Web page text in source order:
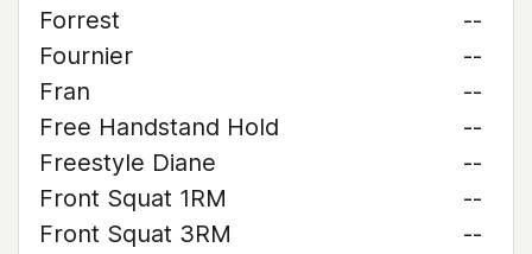
Forrest
--
Fournier
--
Fran
--
Free Handstand Hold
--
Freestyle Diane
--
Front Squat 1RM
--
Front Squat 3RM
--